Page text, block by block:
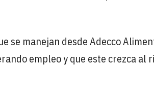
se manejan desde Adecco
empleo y que este crezca al